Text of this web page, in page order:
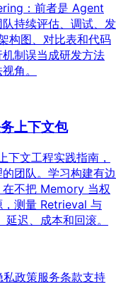
：前者是 Agent
持续评估、调试、发
构图、对比表和代码
制误当成研发方法
角。
上下文包
文工程实践指南，
团队。学习构建有边
在不把 Memory 当权
，测量 Retrieval 与
迟、成本和回滚。
私政策服务条款支持